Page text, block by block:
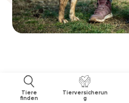
Tiere
finden
Tierversicherun
g